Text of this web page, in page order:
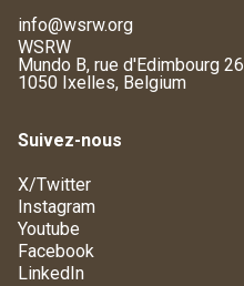
info@wsrw.org
WSRW
Mundo B, rue d'Edimbourg 26
1050 Ixelles, Belgium
Suivez-nous
X/Twitter
Instagram
Youtube
Facebook
LinkedIn